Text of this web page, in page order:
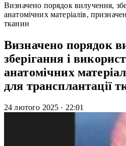
Визначено порядок вилучення,
анатомічних матеріалів,
тканин
Визначено порядок
зберігання і
анатомічних
для трансплантації
24 лютого 2025 · 22:01